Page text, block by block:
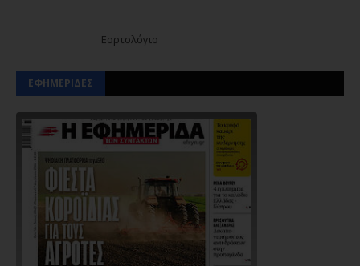
Εορτολόγιο
ΕΦΗΜΕΡΙΔΕΣ